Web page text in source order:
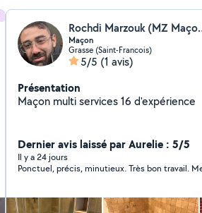
Rochdi
Maçon
Grasse (Saint-Francois)
5/5 (1 avis)
Présentation
Maçon multi services 16 d'expérience
Dernier avis laissé par Aurelie : 5/5
Il y a 24 jours
Ponctuel, précis, minutieux. Très bon travail.